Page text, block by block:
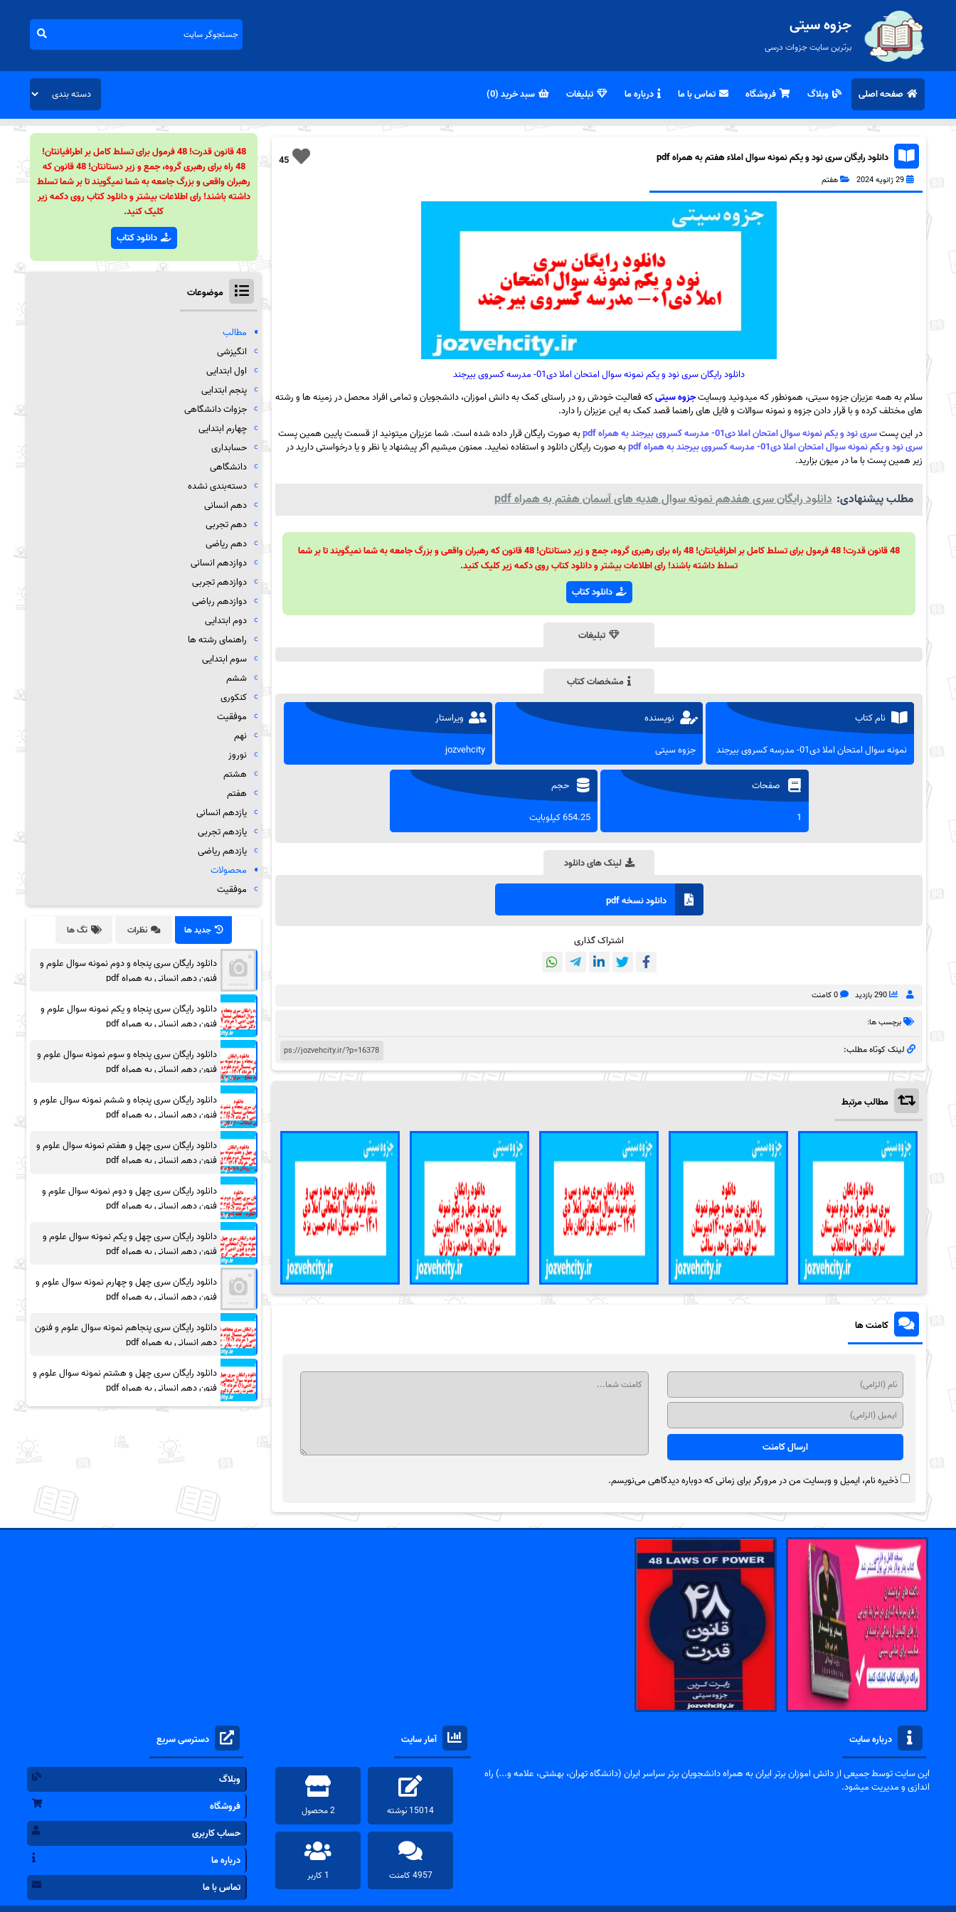
جزوه سیتی
برترین سایت جزوات درسی
صفحه اصلی وبلاگ فروشگاه تماس با ما درباره ما تبلیغات سبد خرید (0)
45 دانلود رایگان سری نود و یکم نمونه سوال املاء هفتم به همراه pdf
29 ژانویه 2024 هفتم
دانلود رایگان سری نود و یکم نمونه سوال امتحان املا دی01- مدرسه کسروی بیرجند
سلام به همه عزیزان جزوه سیتی، همونطور که میدونید وبسایتجزوه سیتیکه فعالیت خودش رو در راستای کمک به دانش اموزان، دانشجویان و تمامی افراد محصل در زمینه ها و رشته
های مختلف کرده و با قرار دادن جزوه و نمونه سوالات و فایل های راهنما قصد کمک به این عزیزان را دارد.
در این پستسری نود و یکم نمونه سوال امتحان املا دی01- مدرسه کسروی بیرجند به همراه pdf
به صورت رایگان قرار داده شده است. شما عزیزان میتونید از قسمت پایین همین پست
سری نود و یکم نمونه سوال امتحان املا دی01- مدرسه کسروی بیرجند به همراه pdf
به صورت رایگان دانلود و استفاده نمایید. ممنون میشیم اگر پیشنهاد یا نظر و یا درخواستی دارید در
زیر همین پست با ما در میون بزارید.
مطلب پیشنهادی: دانلود رایگان سری هفدهم نمونه سوال هدیه های آسمان هفتم به همراه pdf
48 قانون قدرت! 48 فرمول برای تسلط کامل بر اطرافیانتان! 48 راه برای رهبری گروه، جمع و زیر دستانتان! 48 قانون که رهبران واقعی و بزرگ جامعه به شما نمیگویند تا بر شما
تسلط داشته باشند! رای اطلاعات بیشتر و دانلود کتاب روی دکمه زیر کلیک کنید.
دانلود کتاب
تبلیغات
مشخصات کتاب
نام کتاب
نمونه سوال امتحان املا دی01- مدرسه کسروی بیرجند
نویسنده
جزوه سیتی
ویراستار
jozvehcity
صفحات
1
حجم
654.25 کیلوبایت
لینک های دانلود
دانلود نسخه pdf
اشتراک گذاری
290 بازدید 0 کامنت
برچسب ها:
لینک کوتاه مطلب:
مطالب مرتبط
کامنت ها
ذخیره نام، ایمیل و وبسایت من در مرورگر برای زمانی که دوباره دیدگاهی می‌نویسم.
48 قانون قدرت! 48 فرمول برای تسلط کامل بر اطرافیانتان!
48 راه برای رهبری گروه، جمع و زیر دستانتان! 48 قانون که
رهبران واقعی و بزرگ جامعه به شما نمیگویند تا بر شما تسلط
داشته باشند! رای اطلاعات بیشتر و دانلود کتاب روی دکمه زیر
کلیک کنید.
دانلود کتاب
موضوعات
مطالب
انگیزشی
اول ابتدایی
پنجم ابتدایی
جزوات دانشگاهی
چهارم ابتدایی
حسابداری
دانشگاهی
دسته‌بندی نشده
دهم انسانی
دهم تجربی
دهم ریاضی
دوازدهم انسانی
دوازدهم تجربی
دوازدهم رباضی
دوم ابتدایی
راهنمای رشته ها
سوم ابتدایی
ششم
کنکوری
موفقیت
نهم
نوروز
هشتم
هفتم
یازدهم انسانی
یازدهم تجربی
یازدهم ریاضی
محصولات
موفقیت
جدید ها نظرات تگ ها
دانلود رایگان سری پنجاه و دوم نمونه سوال علوم و
فنون دهم انسانی به همراه pdf
دانلود رایگان سری پنجاه و یکم نمونه سوال علوم و
فنون دهم انسانی به همراه pdf
دانلود رایگان سری پنجاه و سوم نمونه سوال علوم و
فنون دهم انسانی به همراه pdf
دانلود رایگان سری پنجاه و ششم نمونه سوال علوم و
فنون دهم انسانی به همراه pdf
دانلود رایگان سری چهل و هفتم نمونه سوال علوم و
فنون دهم انسانی به همراه pdf
دانلود رایگان سری چهل و دوم نمونه سوال علوم و
فنون دهم انسانی به همراه pdf
دانلود رایگان سری چهل و یکم نمونه سوال علوم و
فنون دهم انسانی به همراه pdf
دانلود رایگان سری چهل و چهارم نمونه سوال علوم و
فنون دهم انسانی به همراه pdf
دانلود رایگان سری پنجاهم نمونه سوال علوم و فنون
دهم انسانی به همراه pdf
دانلود رایگان سری چهل و هشتم نمونه سوال علوم و
فنون دهم انسانی به همراه pdf
درباره سایت
این سایت توسط جمیعی از دانش اموزان برتر ایران به همراه دانشجویان برتر سراسر ایران (دانشگاه تهران، بهشتی، علامه و...) راه
اندازی و مدیریت میشود.
آمار سایت
15014 نوشته 2 محصول
4957 کامنت 1 کاربر
دسترسی سریع
وبلاگ
فروشگاه
حساب کاربری
درباره ما
تماس با ما